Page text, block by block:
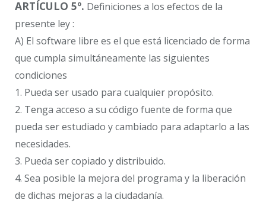
ARTÍCULO 5º. Definiciones a los efectos de la
presente ley :
A) El software libre es el que está licenciado de forma
que cumpla simultáneamente las siguientes
condiciones
1. Pueda ser usado para cualquier propósito.
2. Tenga acceso a su código fuente de forma que
pueda ser estudiado y cambiado para adaptarlo a las
necesidades.
3. Pueda ser copiado y distribuido.
4. Sea posible la mejora del programa y la liberación
de dichas mejoras a la ciudadanía.